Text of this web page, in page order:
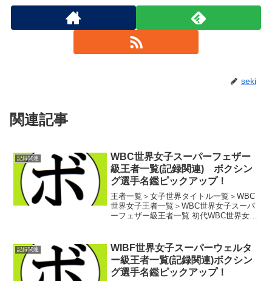
seki
関連記事
記録関連
WBC世界女子スーパーフェザー
級王者一覧(記録関連) ボクシン
グ選手名鑑ピックアップ！
王者一覧＞女子世界タイトル一覧＞WBC
世界女子王者一覧＞WBC世界女子スーパ
ーフェザー級王者一覧 初代WBC世界女子
スーパーフェザー級暫定王者 ミリア
ム・チョマス(...
記録関連
WIBF世界女子スーパーウェルタ
ー級王者一覧(記録関連)ボクシン
グ選手名鑑ピックアップ！